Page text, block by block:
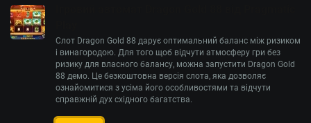
Слот Dragon Gold 88 дарує оптимальний баланс між ризиком
і винагородою. Для того щоб відчути атмосферу гри без
ризику для власного балансу, можна запустити Dragon Gold
88 демо. Це безкоштовна версія слота, яка дозволяє
ознайомитися з усіма його особливостями та відчути
справжній дух східного багатства.